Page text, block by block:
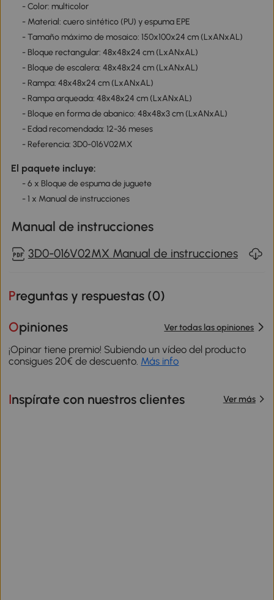
- Color: multicolor
- Material: cuero sintético (PU) y espuma EPE
- Tamaño máximo de mosaico: 150x100x24 cm (LxANxAL)
- Bloque rectangular: 48x48x24 cm (LxANxAL)
- Bloque de escalera: 48x48x24 cm (LxANxAL)
- Rampa: 48x48x24 cm (LxANxAL)
- Rampa arqueada: 48x48x24 cm (LxANxAL)
- Bloque en forma de abanico: 48x48x3 cm (LxANxAL)
- Edad recomendada: 12-36 meses
- Referencia: 3D0-016V02MX
El paquete incluye:
- 6 x Bloque de espuma de juguete
- 1 x Manual de instrucciones
Manual de instrucciones
3D0-016V02MX Manual de instrucciones
Preguntas y respuestas (0)
Opiniones Ver todas las opiniones
¡Opinar tiene premio! Subiendo un vídeo del producto
consigues 20€ de descuento. Más info
Inspírate con nuestros clientes Ver más